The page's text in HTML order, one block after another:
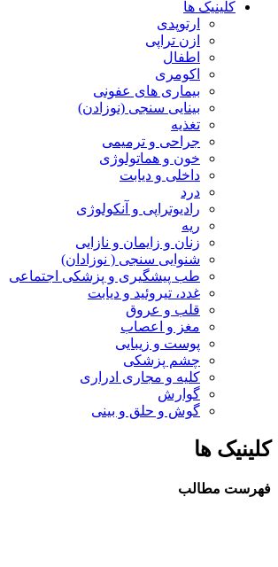
کلینیک ها
ارتوپدی
ازن تراپی
اطفال
اکومری
بیماری های عفونی
بینایی سنجی (نوزادن)
تغذیه
جراحی و ترمیمی
خون و هماتولوژی
داخلی و دیابت
درد
رادیوتراپی و آنکولوژی
ریه
زنان و زایمان و نازایی
شنوایی سنجی ( نوزادان)
طب پیشگیری و پزشکی اجتماعی
غدد، تیروئید و دیابت
قلب و عروق
مغز و اعصاب
پوست و زیبایی
چشم پزشکی
کلیه و مجاری ادراری
گوارش
گوش و حلق و بینی
کلینیک ها
فهرست مطالب